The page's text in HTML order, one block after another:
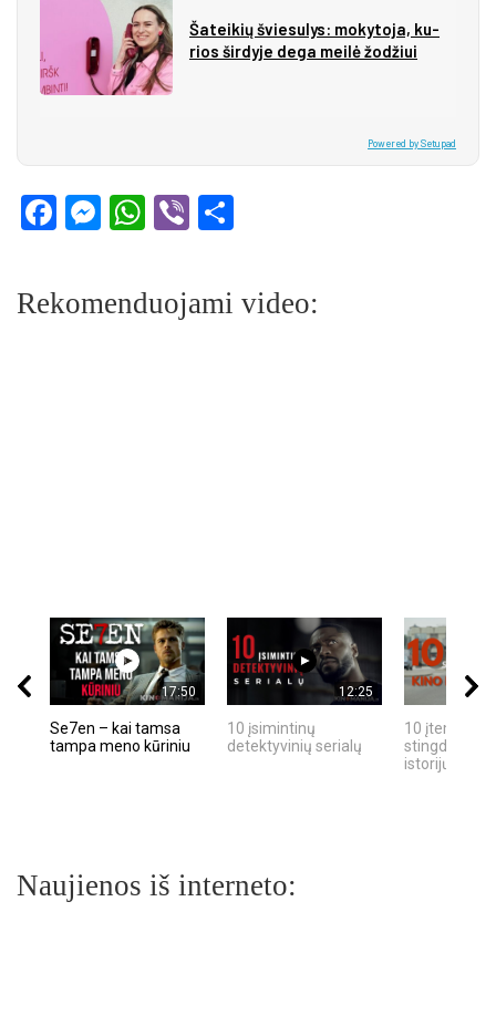
Ša­tei­kių švie­su­lys: mo­ky­to­ja, ku­
rios šir­dy­je de­ga mei­lė žo­džiui
Powered by Setupad
Facebook
Messenger
WhatsApp
Viber
Rekomenduojami video:
17:50
Se7en – kai tamsa
tampa meno kūriniu
12:25
10 įsimintinų
detektyvinių serialų
10 įtemptų,
stingdančių
istorijų
Naujienos iš interneto: